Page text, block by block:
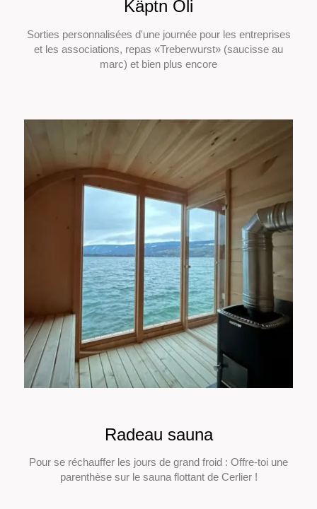
Käptn Oli
Sorties personnalisées d'une journée pour les entreprises
et les associations, repas «Treberwurst» (saucisse au
marc) et bien plus encore
Radeau sauna
Pour se réchauffer les jours de grand froid : Offre-toi une
parenthèse sur le sauna flottant de Cerlier !